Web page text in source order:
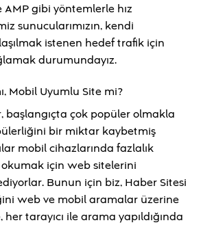
AMP gibi yöntemlerle hız
sunucularımızın, kendi
istenen hedef trafik için
durumundayız.
Mobil Uyumlu Site mi?
başlangıçta çok popüler olmakla
bir miktar kaybetmiş
mobil cihazlarında fazlalık
için web sitelerini
Bunun için biz, Haber Sitesi
web ve mobil aramalar üzerine
tarayıcı ile arama yapıldığında